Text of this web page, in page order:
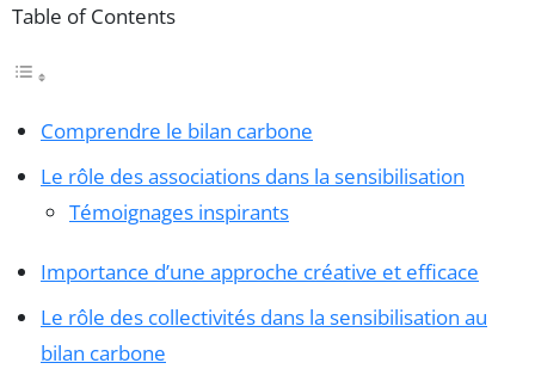
Table of Contents
Comprendre le bilan carbone
Le rôle des associations dans la sensibilisation
Témoignages inspirants
Importance d’une approche créative et efficace
Le rôle des collectivités dans la sensibilisation au
bilan carbone